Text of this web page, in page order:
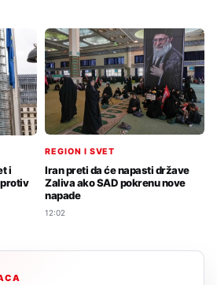
i
REGION I SVET
Iran preti da će napasti države
Zaliva ako SAD pokrenu nove
napade
12:02